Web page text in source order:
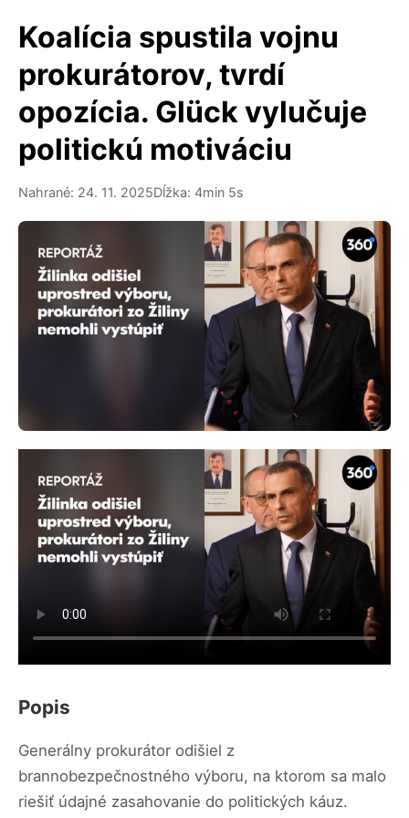
Koalícia spustila vojnu
prokurátorov, tvrdí
opozícia. Glück vylučuje
politickú motiváciu
Nahrané: 24. 11. 2025Dĺžka: 4min 5s
Popis
Generálny prokurátor odišiel z
brannobezpečnostného výboru, na ktorom sa malo
riešiť údajné zasahovanie do politických káuz.